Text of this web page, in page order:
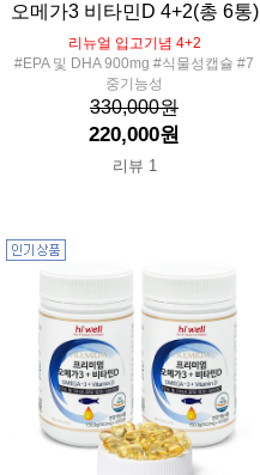
오메가3 비타민D 4+2(총 6통)
리뉴얼 입고기념 4+2
#EPA 및 DHA 900mg #식물성캡슐 #7
중기능성
330,000원
220,000원
리뷰 1